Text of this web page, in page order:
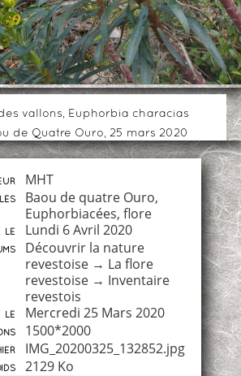
vallons, Euphorbia characias
de Quatre Ouro, 25 mars 2020
MHT
Baou de quatre Ouro,
Euphorbiacées, flore
le Lundi 6 Avril 2020
Découvrir la nature
revestoise→ La flore
revestoise→ Inventaire
revestois
le Mercredi 25 Mars 2020
1500*2000
IMG_20200325_132852.jpg
2129 Ko